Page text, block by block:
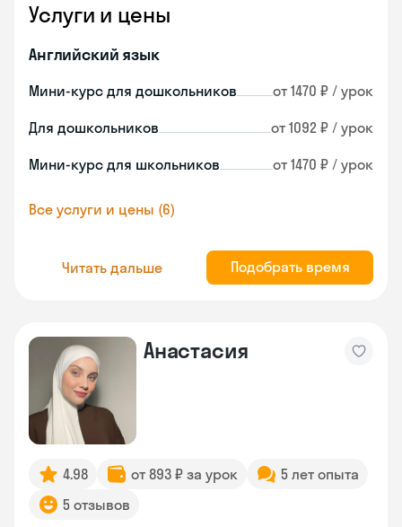
Услуги и цены
Английский язык
Мини-курс для дошкольников от 1470 ₽ / урок
Для дошкольников от 1092 ₽ / урок
Мини-курс для школьников от 1470 ₽ / урок
Все услуги и цены (6)
Читать дальше Подобрать время
Анастасия
4.98 от 893 ₽ за урок
5 лет опыта
5 отзывов